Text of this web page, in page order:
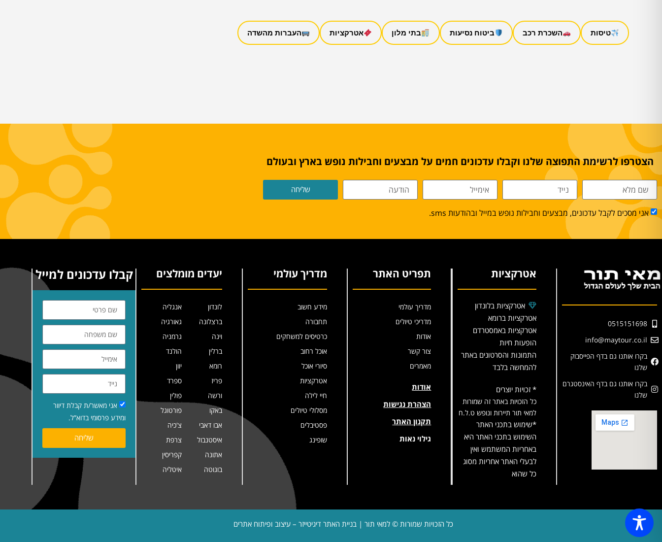
טיסות השכרת רכב ביטוח נסיעות בתי מלון אטרקציות העברות מהשדה
הצטרפו לרשימת התפוצה שלנו וקבלו עדכונים חמים על מבצעים וחבילות נופש בארץ ובעולם
אני מסכים לקבל עדכונים, מבצעים וחבילות נופש במייל ובהודעות sms.
שליחה
0515151698
info@maytour.co.il
בקרו אותנו גם בדף הפייסבוק
שלנו
בקרו אותנו גם בדף האינסטגרם
שלנו
אטרקציות
אטרקציות בלונדון
אטרקציות ברומא
אטרקציות באמסטרדם
הופעות חיות
התמונות והסרטונים באתר
להמחשה בלבד
* זכויות יוצרים
כל הזכויות באתר זה שמורות
למאי תור תיירות ונופש ט.ל.ח
*שימוש בתכני האתר
השימוש בתכני האתר היא
באחריות המשתמש ואין
לבעלי האתר אחריות מסוג
כל שהוא
תפריט האתר
מדריך עולמי
מדריכי טיולים
אודות
צור קשר
מאמרים
אודות
הצהרת נגישות
תקנון האתר
גילוי נאות
מדריך עולמי
מידע חשוב
תחבורה
כרטיסים למשחקים
אוכל רחוב
סיורי אוכל
אטרקציות
חיי לילה
מסלולי טיולים
פסטיבלים
שופינג
יעדים מומלצים
לונדון
ברצלונה
וינה
ברלין
רומא
פריז
ורשה
באקו
אבו דאבי
איסטנבול
אתונה
בוגוטה
אנגליה
גאורגיה
גרמניה
הולנד
יוון
ספרד
פולין
פורטוגל
צ'כיה
צרפת
קפריסין
איטליה
קבלו עדכונים למייל
אני מאשר/ת קבלת דיוור
ומידע פרסומי בדוא”ל.
שליחה
כל הזכויות שמורות © למאי תור | בניית האתר דיגיטייזר – עיצוב ופיתוח אתרים